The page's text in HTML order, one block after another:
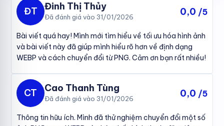
ĐT Đinh Thị Thủy
Đã đánh giá vào 31/01/2026 0,0 /5
Bài viết quá hay! Mình mới tìm hiểu về tối ưu hóa hình ảnh
và bài viết này đã giúp mình hiểu rõ hơn về định dạng
WEBP và cách chuyển đổi từ PNG. Cảm ơn bạn rất nhiều!
CT Cao Thanh Tùng
Đã đánh giá vào 31/01/2026 0,0 /5
Thông tin hữu ích. Mình đã thử nghiệm chuyển đổi một số